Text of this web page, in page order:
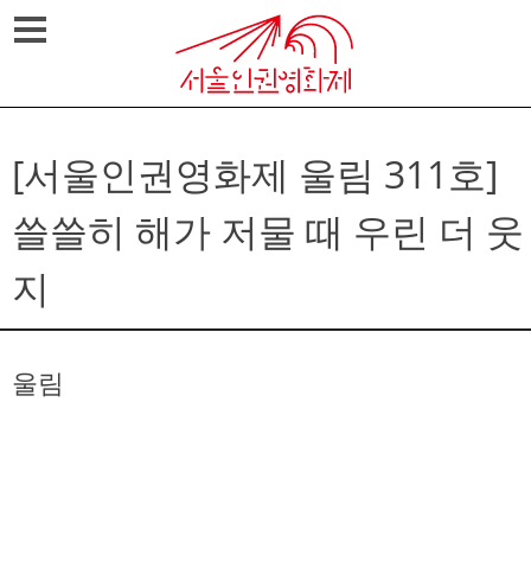
Skip
to
[서울인권영화제 울림 311호]
쓸쓸히 해가 저물 때 우린 더 웃
지
울림